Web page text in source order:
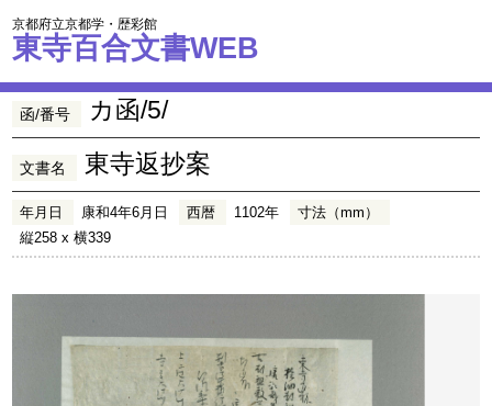
京都府立京都学・歴彩館
東寺百合文書WEB
函/番号 カ函/5/
文書名 東寺返抄案
年月日 康和4年6月日 西暦 1102年
寸法（mm）
縦258 x 横339